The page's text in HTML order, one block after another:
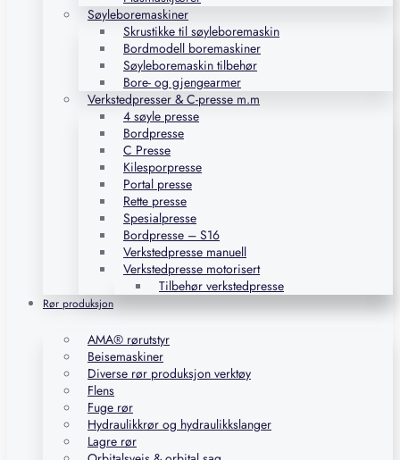
Søyleboremaskiner
Skrustikke til søyleboremaskin
Bordmodell boremaskiner
Søyleboremaskin tilbehør
Bore- og gjengearmer
Verkstedpresser & C-presse m.m
4 søyle presse
Bordpresse
C Presse
Kilesporpresse
Portal presse
Rette presse
Spesialpresse
Bordpresse – S16
Verkstedpresse manuell
Verkstedpresse motorisert
Tilbehør verkstedpresse
Rør produksjon
AMA® rørutstyr
Beisemaskiner
Diverse rør produksjon verktøy
Flens
Fuge rør
Hydraulikkrør og hydraulikkslanger
Lagre rør